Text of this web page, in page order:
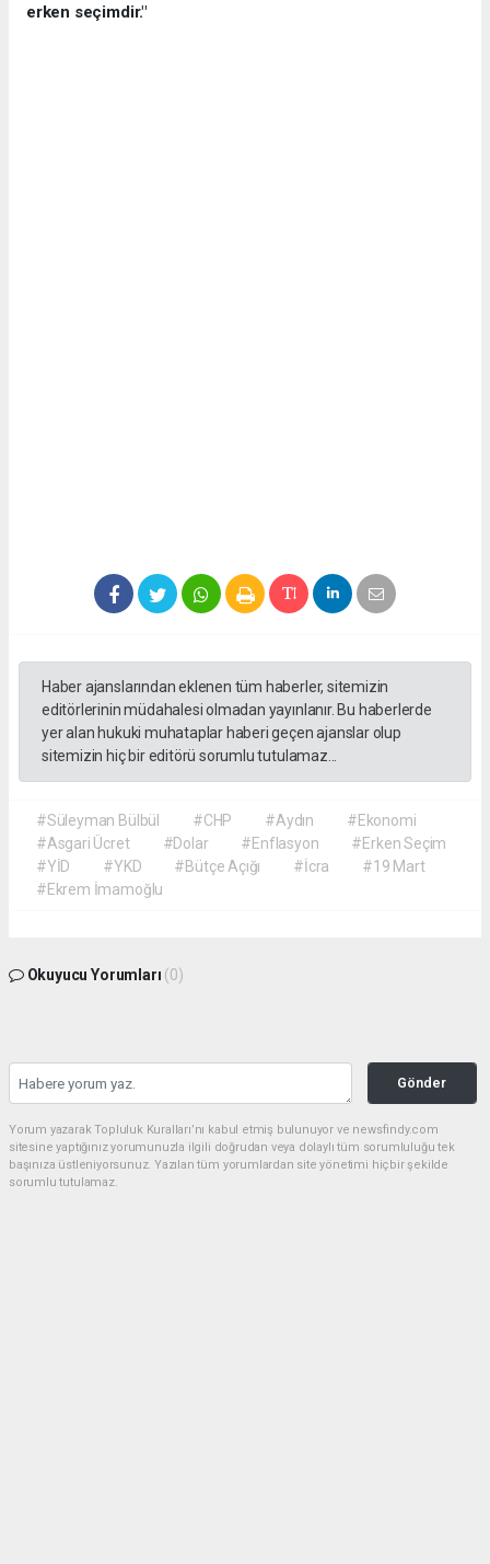
erken seçimdir."
Haber ajanslarından eklenen tüm haberler, sitemizin
editörlerinin müdahalesi olmadan yayınlanır. Bu haberlerde
yer alan hukuki muhataplar haberi geçen ajanslar olup
sitemizin hiç bir editörü sorumlu tutulamaz...
#Süleyman Bülbül #CHP #Aydın
#Ekonomi
#Asgari Ücret
#Dolar #Enflasyon
#Erken Seçim
#YİD
#YKD #Bütçe Açığı #İcra
#19 Mart
#Ekrem İmamoğlu
Okuyucu Yorumları (0)
Gönder
Yorum yazarak Topluluk Kuralları’nı kabul etmiş bulunuyor ve newsfindy.com
sitesine yaptığınız yorumunuzla ilgili doğrudan veya dolaylı tüm sorumluluğu tek
başınıza üstleniyorsunuz. Yazılan tüm yorumlardan site yönetimi hiçbir şekilde
sorumlu tutulamaz.